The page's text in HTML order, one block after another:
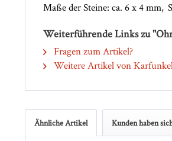
Maße der Steine: ca. 6 x 4 mm,
Weiterführende Links zu
Fragen zum Artikel?
Weitere Artikel von
Ähnliche Artikel Kunden haben